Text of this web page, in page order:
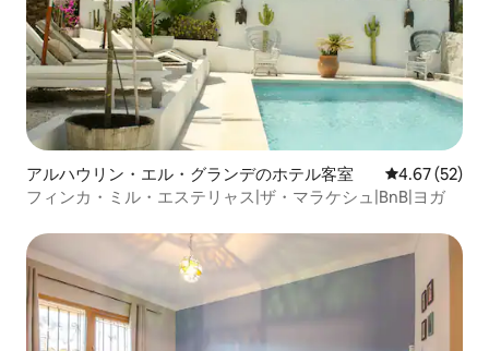
アルハウリン・エル・グランデのホテル客室 レビュー52
4.67 (52)
フィンカ・ミル・エステリャス|ザ・マラケシュ|BnB|ヨガ